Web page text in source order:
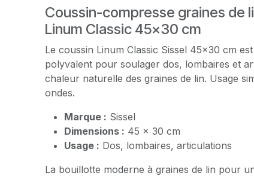
Coussin-compresse graines de
Linum Classic 45x30 cm
Le coussin Linum Classic Sissel 45x30 cm
polyvalent pour soulager dos, lombaires et
chaleur naturelle des graines de lin. Usage
ondes.
Marque : Sissel
Dimensions : 45 x 30 cm
Usage : Dos, lombaires, articulations
La bouillotte moderne à graines de lin pour